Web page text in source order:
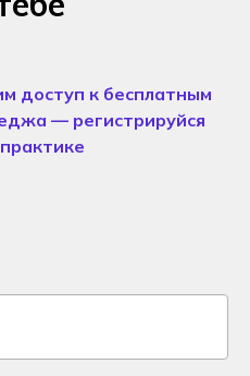
доступ к бесплатным
— регистрируйся